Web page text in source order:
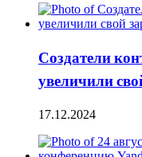
Создатели
увеличили
17.12.2024